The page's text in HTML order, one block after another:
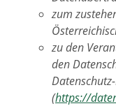
zum
zu den
den
(https://